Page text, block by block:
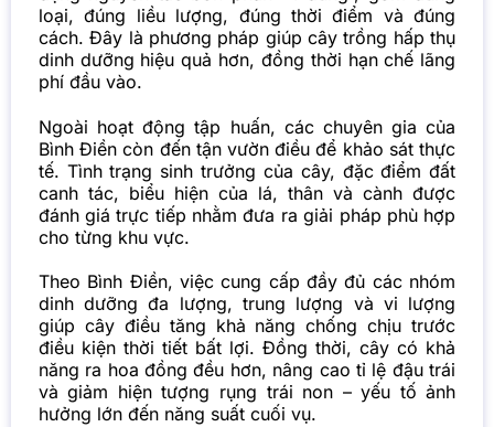
loại, đúng liều lượng, đúng thời điểm và đúng
cách. Đây là phương pháp giúp cây trồng hấp thụ
dinh dưỡng hiệu quả hơn, đồng thời hạn chế lãng
phí đầu vào.
Ngoài hoạt động tập huấn, các chuyên gia của
Bình Điền còn đến tận vườn điều để khảo sát thực
tế. Tình trạng sinh trưởng của cây, đặc điểm đất
canh tác, biểu hiện của lá, thân và cành được
đánh giá trực tiếp nhằm đưa ra giải pháp phù hợp
cho từng khu vực.
Theo Bình Điền, việc cung cấp đầy đủ các nhóm
dinh dưỡng đa lượng, trung lượng và vi lượng
giúp cây điều tăng khả năng chống chịu trước
điều kiện thời tiết bất lợi. Đồng thời, cây có khả
năng ra hoa đồng đều hơn, nâng cao tỉ lệ đậu trái
và giảm hiện tượng rụng trái non – yếu tố ảnh
hưởng lớn đến năng suất cuối vụ.